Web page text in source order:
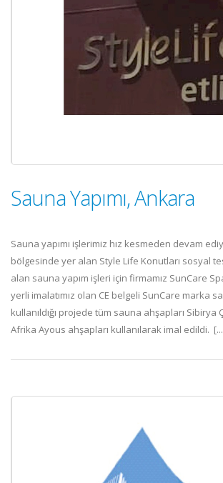
Sauna Yapımı, Ankara
Sauna yapımı işlerimiz hız kesmeden devam
bölgesinde yer alan Style Life Konutları sosyal
alan sauna yapım işleri için firmamız SunCare
yerli imalatımız olan CE belgeli SunCare marka
kullanıldığı projede tüm sauna ahşapları Sibirya
Afrika Ayous ahşapları kullanılarak imal edildi.